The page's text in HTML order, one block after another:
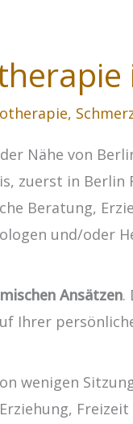
,
Nähe von
zuerst in Berlin
Beratung,
und/oder
Ansätzen.
Ihrer
wenigen